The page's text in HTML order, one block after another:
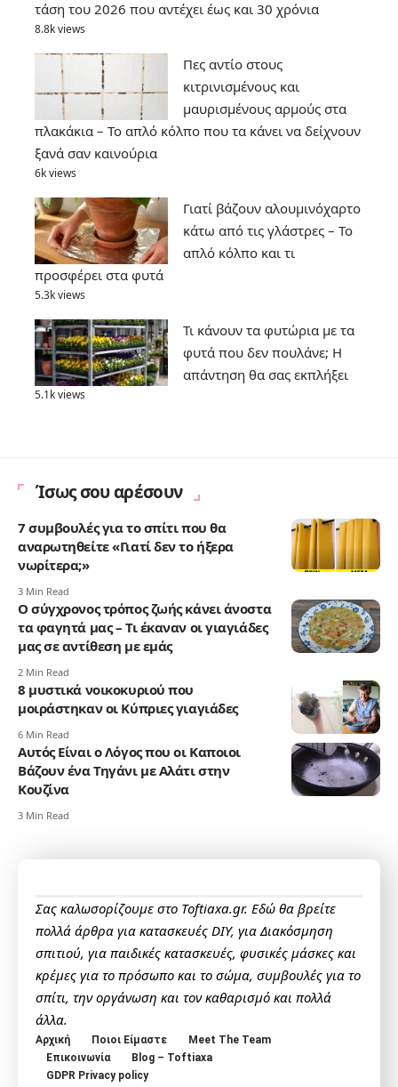
τάση του 2026 που αντέχει έως και 30 χρόνια
8.8k views
Πες αντίο στους
κιτρινισμένους και
μαυρισμένους αρμούς στα
πλακάκια – Το απλό κόλπο που τα κάνει να δείχνουν
ξανά σαν καινούρια
6k views
Γιατί βάζουν αλουμινόχαρτο
κάτω από τις γλάστρες – Το
απλό κόλπο και τι
προσφέρει στα φυτά
5.3k views
Τι κάνουν τα φυτώρια με τα
φυτά που δεν πουλάνε; Η
απάντηση θα σας εκπλήξει
5.1k views
Ίσως σου αρέσουν
7 συμβουλές για το σπίτι που θα
αναρωτηθείτε «Γιατί δεν το ήξερα
νωρίτερα;»
3 Min Read
Ο σύγχρονος τρόπος ζωής κάνει άνοστα
τα φαγητά μας – Τι έκαναν οι γιαγιάδες
μας σε αντίθεση με εμάς
2 Min Read
8 μυστικά νοικοκυριού που
μοιράστηκαν οι Κύπριες γιαγιάδες
6 Min Read
Αυτός Είναι ο Λόγος που οι Καποιοι
Βάζουν ένα Τηγάνι με Αλάτι στην
Κουζίνα
3 Min Read
Σας καλωσορίζουμε στο Toftiaxa.gr. Εδώ θα βρείτε
πολλά άρθρα για κατασκευές DIY, για Διακόσμηση
σπιτιού, για παιδικές κατασκευές, φυσικές μάσκες και
κρέμες για το πρόσωπο και το σώμα, συμβουλές για το
σπίτι, την οργάνωση και τον καθαρισμό και πολλά
άλλα.
Αρχική Ποιοι Είμαστε
Meet The Team
Επικοινωνία
Blog – Toftiaxa
GDPR Privacy policy